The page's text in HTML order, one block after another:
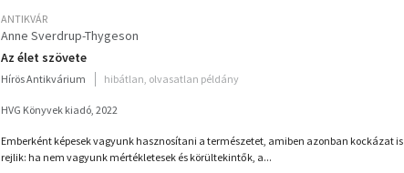
ANTIKVÁR
Anne Sverdrup-Thygeson
Az élet szövete
Hírös Antikvárium hibátlan, olvasatlan példány
HVG Könyvek kiadó, 2022
Emberként képesek vagyunk hasznosítani a természetet, amiben azonban kockázat is
rejlik: ha nem vagyunk mértékletesek és körültekintők, a...